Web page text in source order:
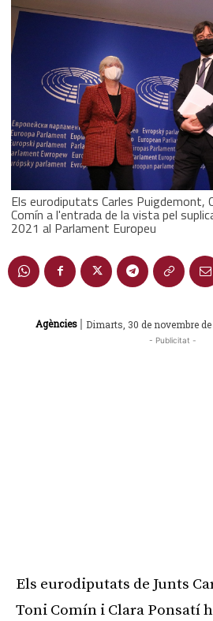
Els eurodiputats Carles Puigdemont,
Comín a l'entrada de la vista pel
2021 al Parlament Europeu
Agències | Dimarts, 30 de novembre de
- Publicitat -
Els eurodiputats de Junts
Toni Comín i Clara Ponsatí